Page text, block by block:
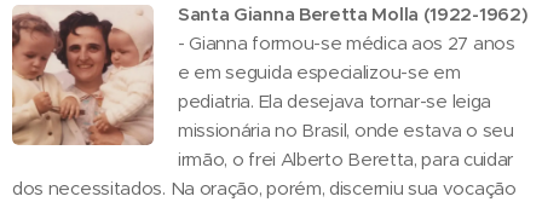
Santa Gianna Beretta Molla (1922-1962)
- Gianna formou-se médica aos 27 anos
e em seguida especializou-se em
pediatria. Ela desejava tornar-se leiga
missionária no Brasil, onde estava o seu
irmão, o frei Alberto Beretta, para cuidar
dos necessitados. Na oração, porém, discerniu sua vocação